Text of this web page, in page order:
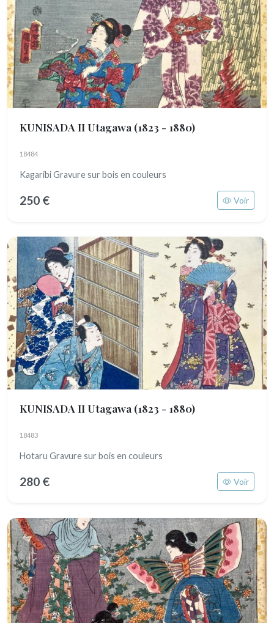
KUNISADA II Utagawa (1823 - 1880)
18484
Kagaribi Gravure sur bois en couleurs
250 € Voir
KUNISADA II Utagawa (1823 - 1880)
18483
Hotaru Gravure sur bois en couleurs
280 € Voir